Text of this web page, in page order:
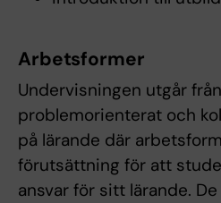
Arbetsformer
Undervisningen utgår
problemorienterat och
på lärande där
förutsättning för att
ansvar för sitt lärande.